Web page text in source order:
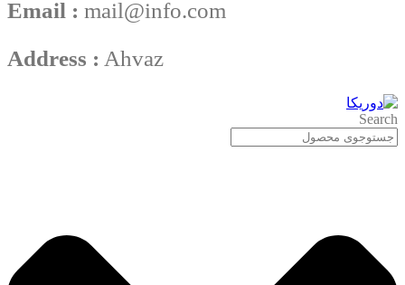
Email : mail@info.com
Address : Ahvaz
Search